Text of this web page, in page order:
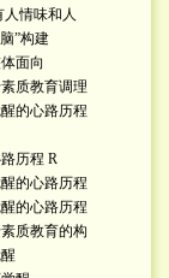
人情味和人
”构建
面向
质教育调理
的心路历程
历程 R
的心路历程
的心路历程
质教育的构